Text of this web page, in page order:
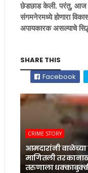
छेडछाड केली. परंतु, आज
संगमनेरमध्ये होणारा
अपायकारक असल्याचे
SHARE THIS
Facebook
CRIME STORY
आमदारांनी
मागितली तर
तरुणाला